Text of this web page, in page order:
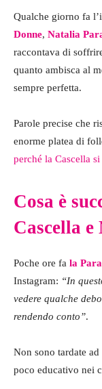
Qualche giorno fa
Donne, Natalia
raccontava di
quanto ambisca al
sempre perfetta.
Parole precise che
enorme platea di
perché la Cascella
Cosa è
Cascella
Poche ore fa la
Instagram: “In
vedere qualche
rendendo conto”.
Non sono tardate
poco educativo nei